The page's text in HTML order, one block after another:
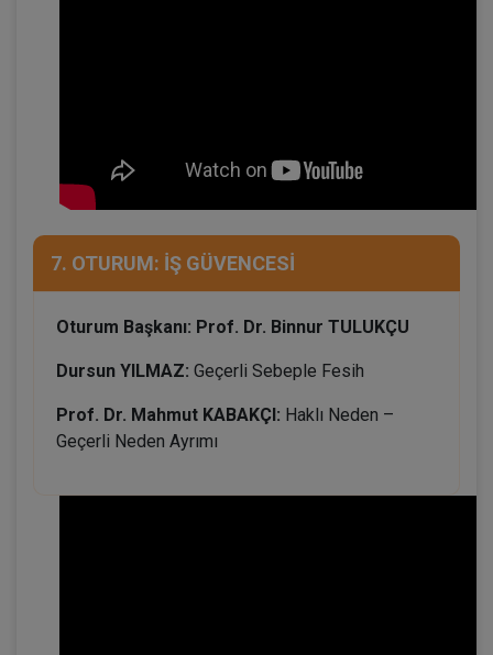
7. OTURUM: İŞ GÜVENCESİ
Oturum Başkanı: Prof. Dr. Binnur TULUKÇU
Dursun YILMAZ: Geçerli Sebeple Fesih
Prof. Dr. Mahmut KABAKÇI: Haklı Neden –
Geçerli Neden Ayrımı